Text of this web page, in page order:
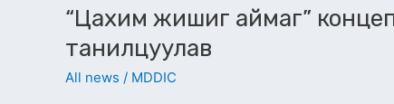
“Цахим жишиг аймаг”
танилцуулав
All news / MDDIC
“Цахим
жишиг
аймаг”
концепцийг